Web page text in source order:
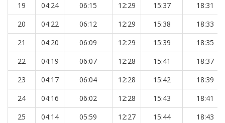
19
04:24 06:15 12:29 15:37
18:31
20
04:22 06:12 12:29 15:38
18:33
21
04:20 06:09 12:29 15:39
18:35
22
04:19 06:07 12:28 15:41
18:37
23
04:17 06:04 12:28 15:42
18:39
24
04:16 06:02 12:28 15:43
18:41
25
04:14 05:59 12:27 15:44
18:43